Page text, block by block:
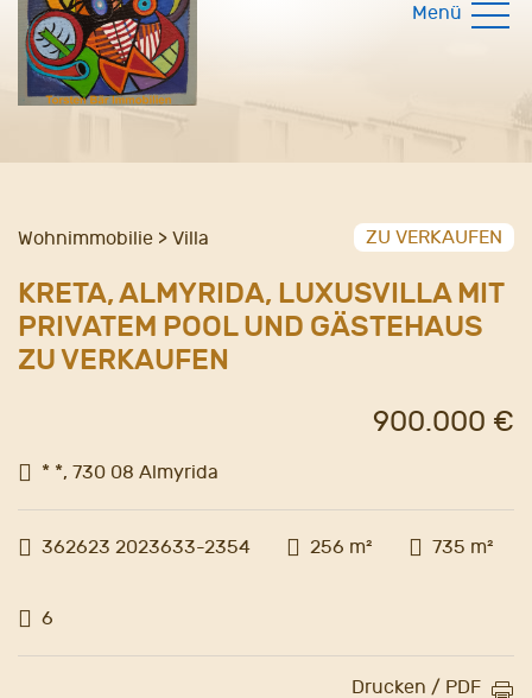
Menü
Wohnimmobilie > Villa ZU VERKAUFEN
KRETA, ALMYRIDA, LUXUSVILLA MIT
PRIVATEM POOL UND GÄSTEHAUS
ZU VERKAUFEN
* *, 730 08 Almyrida
900.000 €
362623 2023633-2354 256 m² 735 m²
6
Drucken / PDF